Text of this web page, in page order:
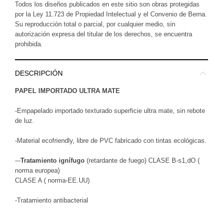
Todos los diseños publicados en este sitio son obras protegidas
por la Ley 11.723 de Propiedad Intelectual y el Convenio de Berna.
Su reproducción total o parcial, por cualquier medio, sin
autorización expresa del titular de los derechos, se encuentra
prohibida.
DESCRIPCIÓN
PAPEL IMPORTADO ULTRA MATE
-Empapelado importado texturado superficie ultra mate, sin rebote
de luz.
-Material ecofriendly, libre de PVC fabricado con tintas ecológicas.
-–Tratamiento ignífugo (retardante de fuego) CLASE B-s1,dO (
norma europea)
CLASE A ( norma-EE.UU)
-Tratamiento antibacterial